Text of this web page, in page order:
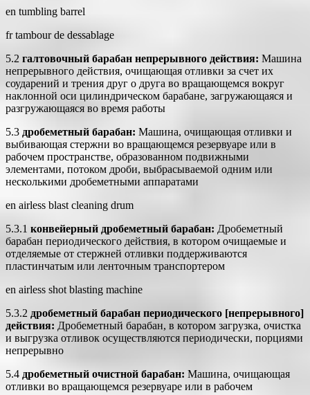
en tumbling barrel
fr tambour de dessablage
5.2 галтовочный барабан непрерывного действия: Машина
непрерывного действия, очищающая отливки за счет их
соударений и трения друг о друга во вращающемся вокруг
наклонной оси цилиндрическом барабане, загружающаяся и
разгружающаяся во время работы
5.3 дробеметный барабан: Машина, очищающая отливки и
выбивающая стержни во вращающемся резервуаре или в
рабочем пространстве, образованном подвижными
элементами, потоком дроби, выбрасываемой одним или
несколькими дробеметными аппаратами
en airless blast cleaning drum
5.3.1 конвейерный дробеметный барабан: Дробеметный
барабан периодического действия, в котором очищаемые и
отделяемые от стержней отливки поддерживаются
пластинчатым или ленточным транспортером
en airless shot blasting machine
5.3.2 дробеметный барабан периодического [непрерывного]
действия: Дробеметный барабан, в котором загрузка, очистка
и выгрузка отливок осуществляются периодически, порциями
непрерывно
5.4 дробеметный очистной барабан: Машина, очищающая
отливки во вращающемся резервуаре или в рабочем